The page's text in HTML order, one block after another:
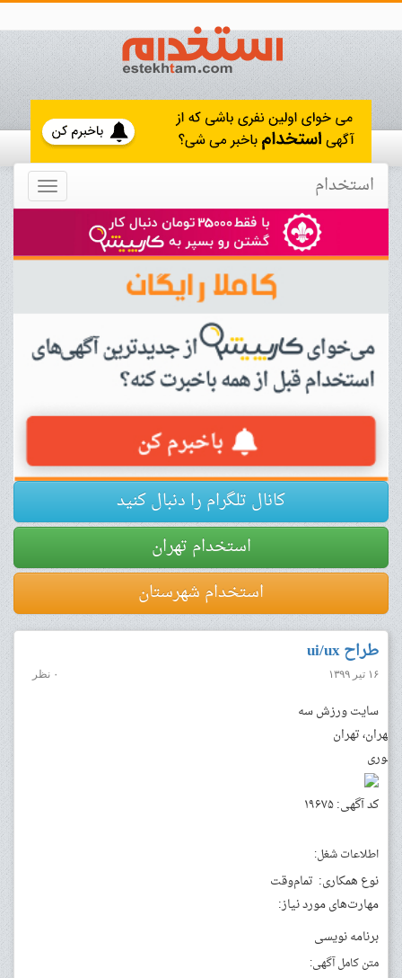
Toggle استخدام
کانال تلگرام را دنبال کنید
استخدام تهران
استخدام شهرستان
طراح ui/ux
۱۶ تیر ۱۳۹۹ ۰ نظر
سایت ورزش سه
تهران، تهران
فوری
کد آگهی: ۱۹۶۷۵
اطلاعات شغل:
نوع همکاری: تمام‌وقت
مهارت‌های مورد نیاز:
برنامه نویسی
متن کامل آگهی: